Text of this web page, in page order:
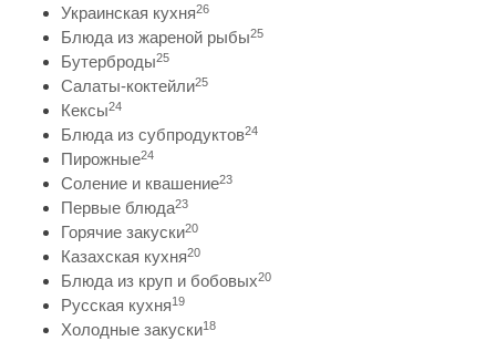
Украинская кухня26
Блюда из жареной рыбы25
Бутерброды25
Салаты-коктейли25
Кексы24
Блюда из субпродуктов24
Пирожные24
Соление и квашение23
Первые блюда23
Горячие закуски20
Казахская кухня20
Блюда из круп и бобовых20
Русская кухня19
Холодные закуски18